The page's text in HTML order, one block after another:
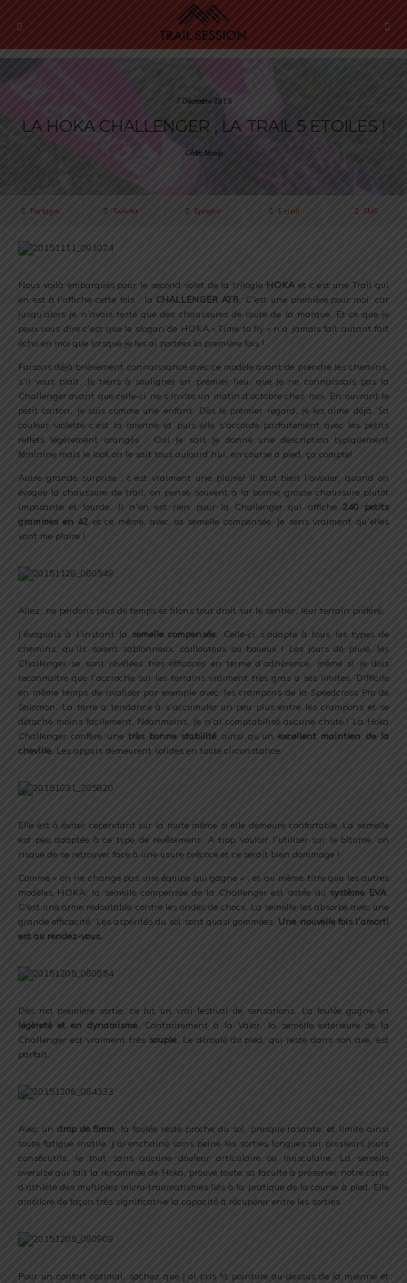
7 Décembre 2015
LA HOKA CHALLENGER , LA TRAIL 5 ETOILES !
Cédric Masip
Partager Tweeter Épingler E-mail SMS
Nous voilà embarqués pour le second volet de la trilogie HOKA et c’est une Trail qui
en est à l’affiche cette fois : la CHALLENGER ATR. C’est une première pour moi, car
jusqu’alors je n’avais testé que des chaussures de route de la marque. Et ce que je
peux vous dire c’est que le slogan de HOKA « Time to fly » n’a jamais fait autant fait
écho en moi que lorsque je les ai portées la première fois !
Faisons déjà brièvement connaissance avec ce modèle avant de prendre les chemins,
s’il vous plait. Je tiens à souligner en premier lieu, que je ne connaissais pas la
Challenger avant que celle-ci ne s’invite un matin d’octobre chez moi. En ouvrant le
petit carton, je suis comme une enfant. Dès le premier regard, je les aime déjà. Sa
couleur violette c’est la mienne et puis elle s’accorde parfaitement avec les petits
reflets légèrement orangés . Oui je sais je donne une description typiquement
féminine mais le look on le sait tous aujourd’hui, en course à pied, ça compte!
Autre grande surprise : c’est vraiment une plume! Il faut bien l’avouer, quand on
évoque la chaussure de trail, on pense souvent à la bonne grosse chaussure plutôt
imposante et lourde. Il n’en est rien pour la Challenger qui affiche 240 petits
grammes en 42 et ce même, avec sa semelle compensée. Je sens vraiment qu’elles
vont me plaire !
Allez, ne perdons plus de temps et filons tout droit sur le sentier, leur terrain préféré.
J’évoquais à l’instant la semelle compensée . Celle-ci s’adapte à tous les types de
chemins, qu’ils soient sablonneux, caillouteux ou boueux ! Les jours de pluie, les
Challenger se sont révélées très efficaces en terme d’adhérence, même si je dois
reconnaitre que l’accroche sur les terrains vraiment très gras a ses limites. Difficile
en même temps de rivaliser par exemple avec les crampons de la Speedcross Pro de
Salomon. La terre a tendance à s’accumuler un peu plus entre les crampons et se
détache moins facilement. Néanmoins, je n’ai comptabilisé aucune chute ! La Hoka
Challenger confère une très bonne stabilité ainsi qu’unexcellent maintien de la
cheville. Les appuis demeurent solides en toute circonstance.
Elle est à éviter cependant sur la route même si elle demeure confortable. La semelle
est peu adaptée à ce type de revêtement. A trop vouloir l’utiliser sur le bitume, on
risque de se retrouver face à une usure précoce et ce serait bien dommage !
Comme « on ne change pas une équipe qui gagne » , et au même titre que les autres
modèles HOKA, la semelle compensée de la Challenger est dotée du système EVA.
C’est une arme redoutable contre les ondes de chocs. La semelle les absorbe avec une
grande efficacité. Les aspérités du sol sont quasi gommées. Une nouvelle fois l’amorti
est au rendez-vous.
Dès ma première sortie, ce fut un vrai festival de sensations. La foulée gagne en
légèreté et en dynamisme. Contrairement à la Valor, la semelle extérieure de la
Challenger est vraiment très souple. Le déroulé du pied, qui reste dans son axe, est
parfait.
Avec un drop de 5mm, la foulée reste proche du sol, presque rasante, et limite ainsi
toute fatigue inutile. J’ai enchainé sans peine les sorties longues sur plusieurs jours
consécutifs, le tout sans aucune douleur articulaire ou musculaire. La semelle
oversize qui fait la renommée de Hoka, prouve toute sa faculté à préserver notre corps
d’athlète des multiples micro-traumatismes liés à la pratique de la course à pied. Elle
améliore de façon très significative la capacité à récupérer entre les sorties.
Pour un confort optimal, sachez que j’ai pris ½ pointure au-dessus de la mienne et